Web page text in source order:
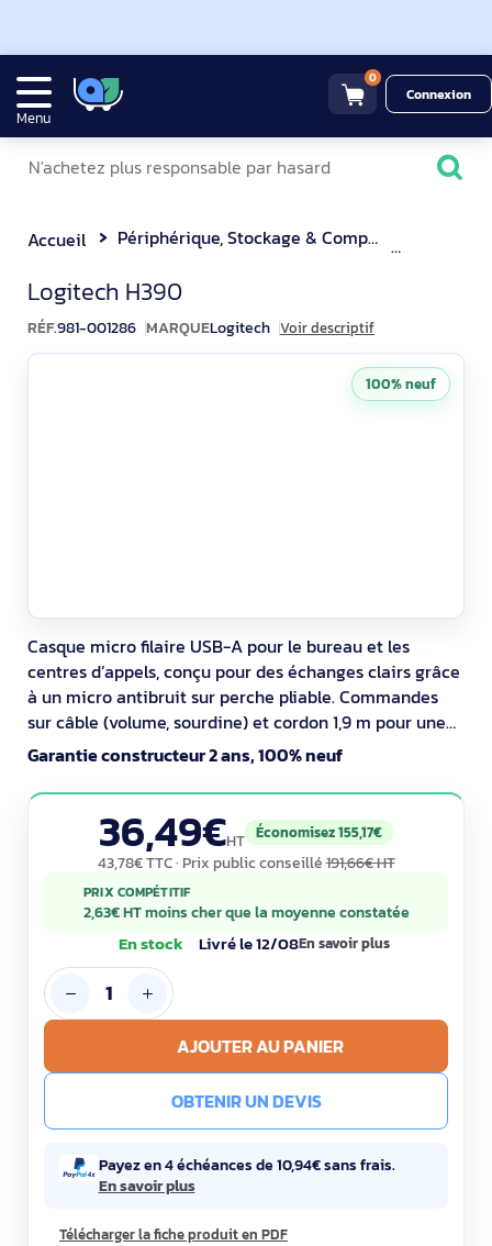
Menu
0
Connexion
Accueil Périphérique, Stockage & Composant
Logitech H390 Casque
Logitech H390
RÉF.981-001286 MARQUELogitech Voir descriptif
Casque micro filaire USB-A pour le bureau et les
centres d’appels, conçu pour des échanges clairs grâce
à un micro antibruit sur perche pliable. Commandes
sur câble (volume, sourdine) et cordon 1,9 m pour une
gestion aisée des appels. Transducteurs 30 mm et
arceau ajustable avec coussinets pivotants. 23 % de
plastique recyclé, emballage FSC, certifié neutre en
Garantie constructeur 2 ans, 100% neuf
36,49€HT Économisez 155,17€
43,78€ TTC· Prix public conseillé191,66€ HT
PRIX COMPÉTITIF
2,63€ HT moins cher que la moyenne constatée
En stock Livré le 12/08En savoir plus
AJOUTER AU PANIER
OBTENIR UN DEVIS
Payez en 4 échéances de 10,94€ sans frais.
En savoir plus
Télécharger la fiche produit en PDF
100% neuf